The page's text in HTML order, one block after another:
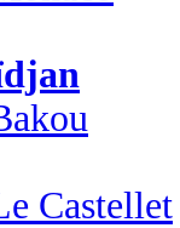
Castellet